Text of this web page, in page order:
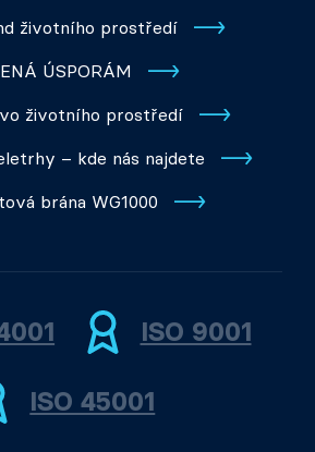
životního prostředí
ÚSPORÁM
životního prostředí
– kde nás najdete
brána WG1000
ISO 9001
ISO 45001